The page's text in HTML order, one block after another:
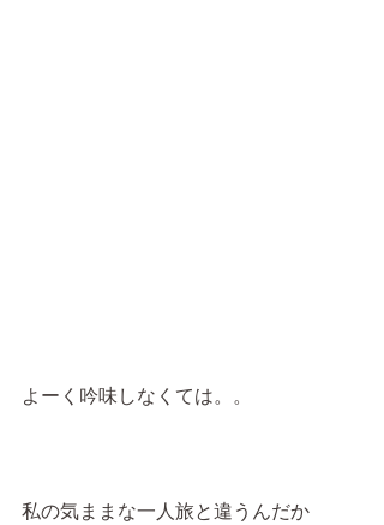
よーく吟味しなくては。。
私の気ままな一人旅と違うんだか